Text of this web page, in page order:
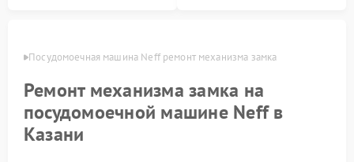
Посудомоечная машина Neff ремонт механизма замка
Ремонт механизма замка на
посудомоечной машине Neff в
Казани